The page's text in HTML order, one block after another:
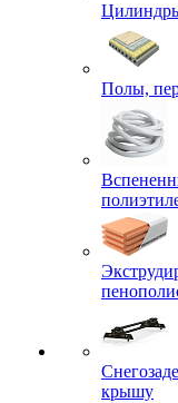
Полы,
крышу